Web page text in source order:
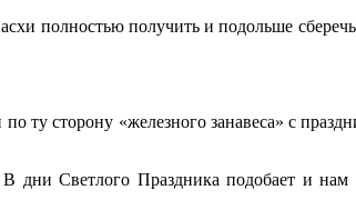
полностью получить и подольше
ту сторону «железного занавеса» с
дни Светлого Праздника подобает и нам